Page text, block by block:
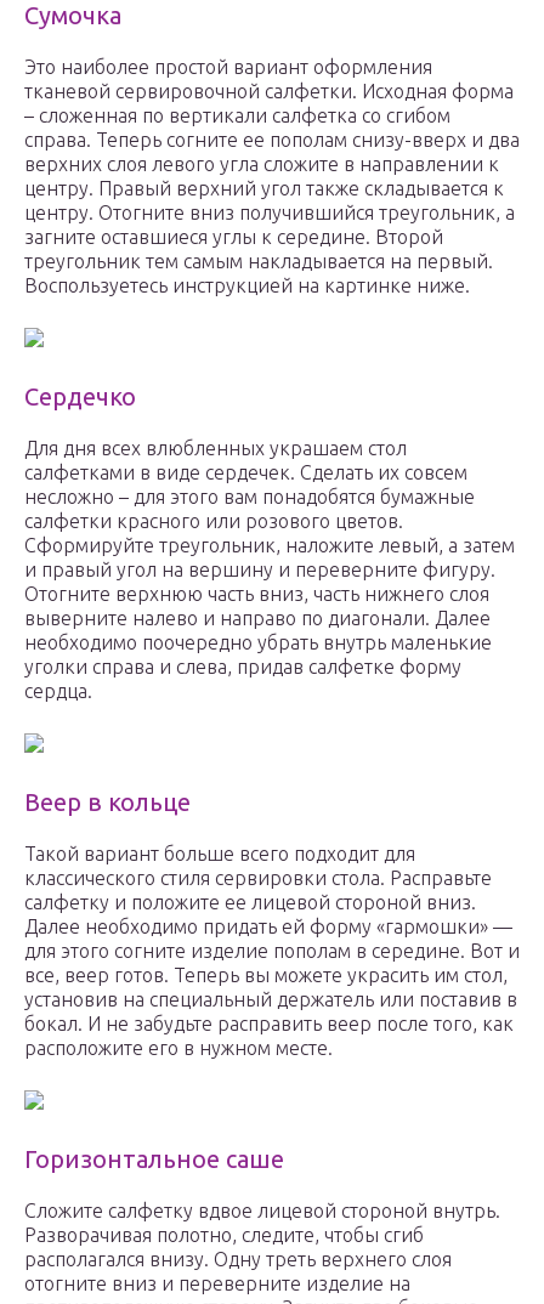
Сумочка
Это наиболее простой вариант оформления
тканевой сервировочной салфетки. Исходная форма
– сложенная по вертикали салфетка со сгибом
справа. Теперь согните ее пополам снизу-вверх и два
верхних слоя левого угла сложите в направлении к
центру. Правый верхний угол также складывается к
центру. Отогните вниз получившийся треугольник, а
загните оставшиеся углы к середине. Второй
треугольник тем самым накладывается на первый.
Воспользуетесь инструкцией на картинке ниже.
Сердечко
Для дня всех влюбленных украшаем стол
салфетками в виде сердечек. Сделать их совсем
несложно – для этого вам понадобятся бумажные
салфетки красного или розового цветов.
Сформируйте треугольник, наложите левый, а затем
и правый угол на вершину и переверните фигуру.
Отогните верхнюю часть вниз, часть нижнего слоя
выверните налево и направо по диагонали. Далее
необходимо поочередно убрать внутрь маленькие
уголки справа и слева, придав салфетке форму
сердца.
Веер в кольце
Такой вариант больше всего подходит для
классического стиля сервировки стола. Расправьте
салфетку и положите ее лицевой стороной вниз.
Далее необходимо придать ей форму «гармошки» —
для этого согните изделие пополам в середине. Вот и
все, веер готов. Теперь вы можете украсить им стол,
установив на специальный держатель или поставив в
бокал. И не забудьте расправить веер после того, как
расположите его в нужном месте.
Горизонтальное саше
Сложите салфетку вдвое лицевой стороной внутрь.
Разворачивая полотно, следите, чтобы сгиб
располагался внизу. Одну треть верхнего слоя
отогните вниз и переверните изделие на